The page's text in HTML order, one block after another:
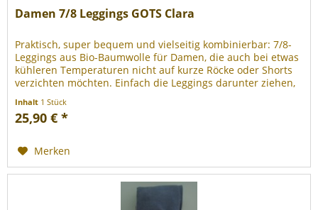
Damen 7/8 Leggings GOTS Clara
Praktisch, super bequem und vielseitig kombinierbar: 7/8-
Leggings aus Bio-Baumwolle für Damen, die auch bei etwas
kühleren Temperaturen nicht auf kurze Röcke oder Shorts
verzichten möchten. Einfach die Leggings darunter ziehen,
Inhalt 1 Stück
25,90 € *
Merken